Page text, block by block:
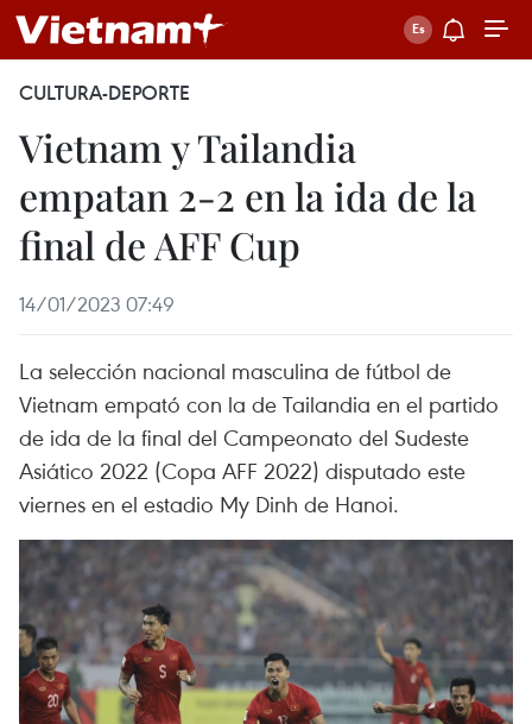
CULTURA-DEPORTE
Vietnam y Tailandia
empatan 2-2 en la ida de la
final de AFF Cup
14/01/2023 07:49
La selección nacional masculina de fútbol de
Vietnam empató con la de Tailandia en el partido
de ida de la final del Campeonato del Sudeste
Asiático 2022 (Copa AFF 2022) disputado este
viernes en el estadio My Dinh de Hanoi.